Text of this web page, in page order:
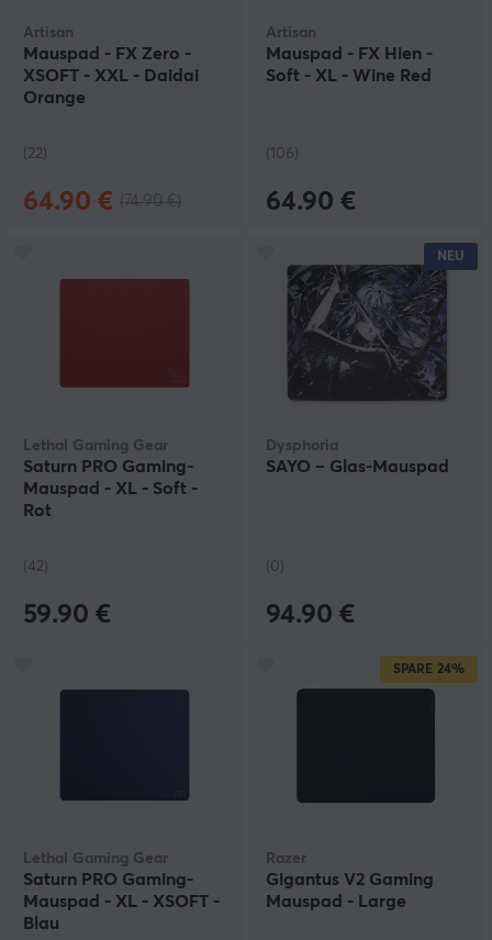
Artisan
Mauspad - FX Zero -
XSOFT - XXL - Daidai
Orange
(22)
64.90 €
Artisan
Mauspad - FX Hien -
Soft - XL - Wine Red
(106)
64.90 €
Lethal Gaming Gear
Saturn PRO Gaming-
Mauspad - XL - Soft -
Rot
(42)
59.90 €
NEU
Dysphoria
SAYO – Glas-Mauspad
(0)
94.90 €
Lethal Gaming Gear
Saturn PRO Gaming-
Mauspad - XL - XSOFT -
Blau
SPARE 24%
Razer
Gigantus V2 Gaming
Mauspad - Large